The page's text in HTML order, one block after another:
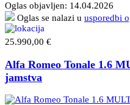
Oglas objavljen: 14.04.2026
Oglas se nalazi u usporedbi
25.990,00 €
Alfa Romeo Tonale 1.6
jamstva